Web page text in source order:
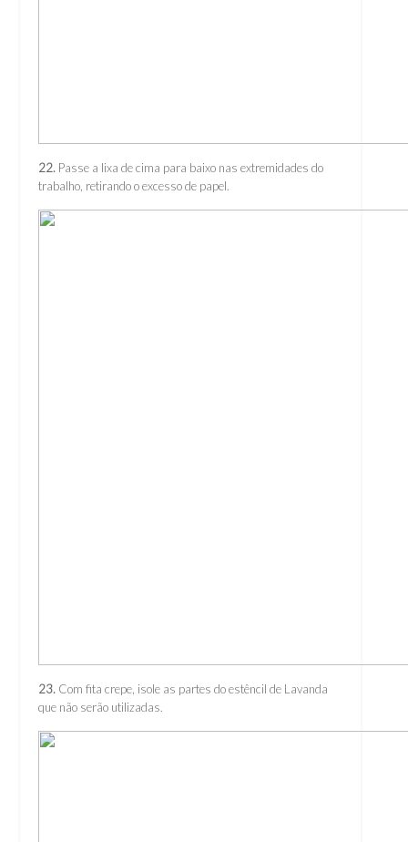
22. Passe a lixa de cima para baixo nas extremidades do
trabalho, retirando o excesso de papel.
23. Com fita crepe, isole as partes do estêncil de Lavanda
que não serão utilizadas.